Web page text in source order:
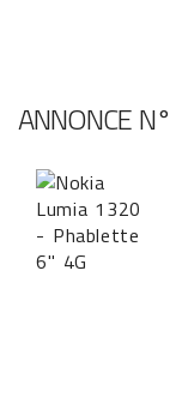
ANNONCE